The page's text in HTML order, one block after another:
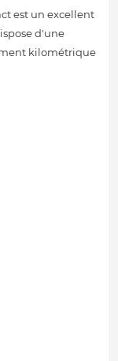
est un excellent
d'une
kilométrique